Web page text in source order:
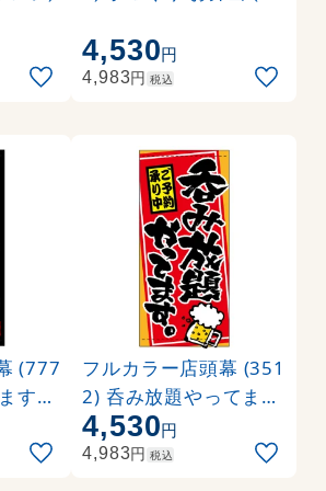
4,530円
4,983円 税込
(777
す。
フルカラー店頭幕 (351
2) 呑み放題やってます
。 ご予約承り中 (ポン
ジ)
4,530円
4,983円 税込